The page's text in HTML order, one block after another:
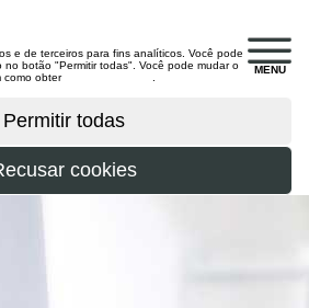
MENU
e de terceiros para fins analíticos. Você pode
no botão "Permitir todas". Você pode mudar o
como obter